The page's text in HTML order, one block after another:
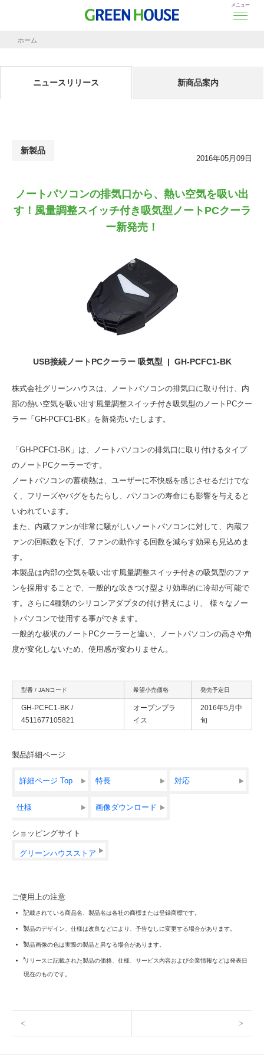
メニュー
ホーム
ニュースリリース 新商品案内
新製品
2016年05月09日
ノートパソコンの排気口から、熱い空気を吸い出
す！風量調整スイッチ付き吸気型ノートPCクーラ
ー新発売！
USB接続ノートPCクーラー 吸気型 | GH-PCFC1-BK
株式会社グリーンハウスは、ノートパソコンの排気口に取り付け、内
部の熱い空気を吸い出す風量調整スイッチ付き吸気型のノートPCクー
ラー「GH-PCFC1-BK」を新発売いたします。
「GH-PCFC1-BK」は、ノートパソコンの排気口に取り付けるタイプ
のノートPCクーラーです。
ノートパソコンの蓄積熱は、ユーザーに不快感を感じさせるだけでな
く、フリーズやバグをもたらし、パソコンの寿命にも影響を与えると
いわれています。
また、内蔵ファンが非常に騒がしいノートパソコンに対して、内蔵フ
ァンの回転数を下げ、ファンの動作する回数を減らす効果も見込めま
す。
本製品は内部の空気を吸い出す風量調整スイッチ付きの吸気型のファ
ンを採用することで、一般的な吹きつけ型より効率的に冷却が可能で
す。さらに4種類のシリコンアダプタの付け替えにより、 様々なノー
トパソコンで使用する事ができます。
一般的な板状のノートPCクーラーと違い、ノートパソコンの高さや角
度が変化しないため、使用感が変わりません。
型番 / JANコード 希望小売価格 発売予定日
GH-PCFC1-BK /
4511677105821
オープンプラ
イス
2016年5月中
旬
製品詳細ページ
詳細ページ Top 特長 対応
仕様 画像ダウンロード
ショッピングサイト
グリーンハウスストア
ご使用上の注意
記載されている商品名、製品名は各社の商標または登録商標です。
製品のデザイン、仕様は改良などにより、予告なしに変更する場合があります。
製品画像の色は実際の製品と異なる場合があります。
リリースに記載された製品の価格、仕様、サービス内容および企業情報などは発表日
現在のものです。